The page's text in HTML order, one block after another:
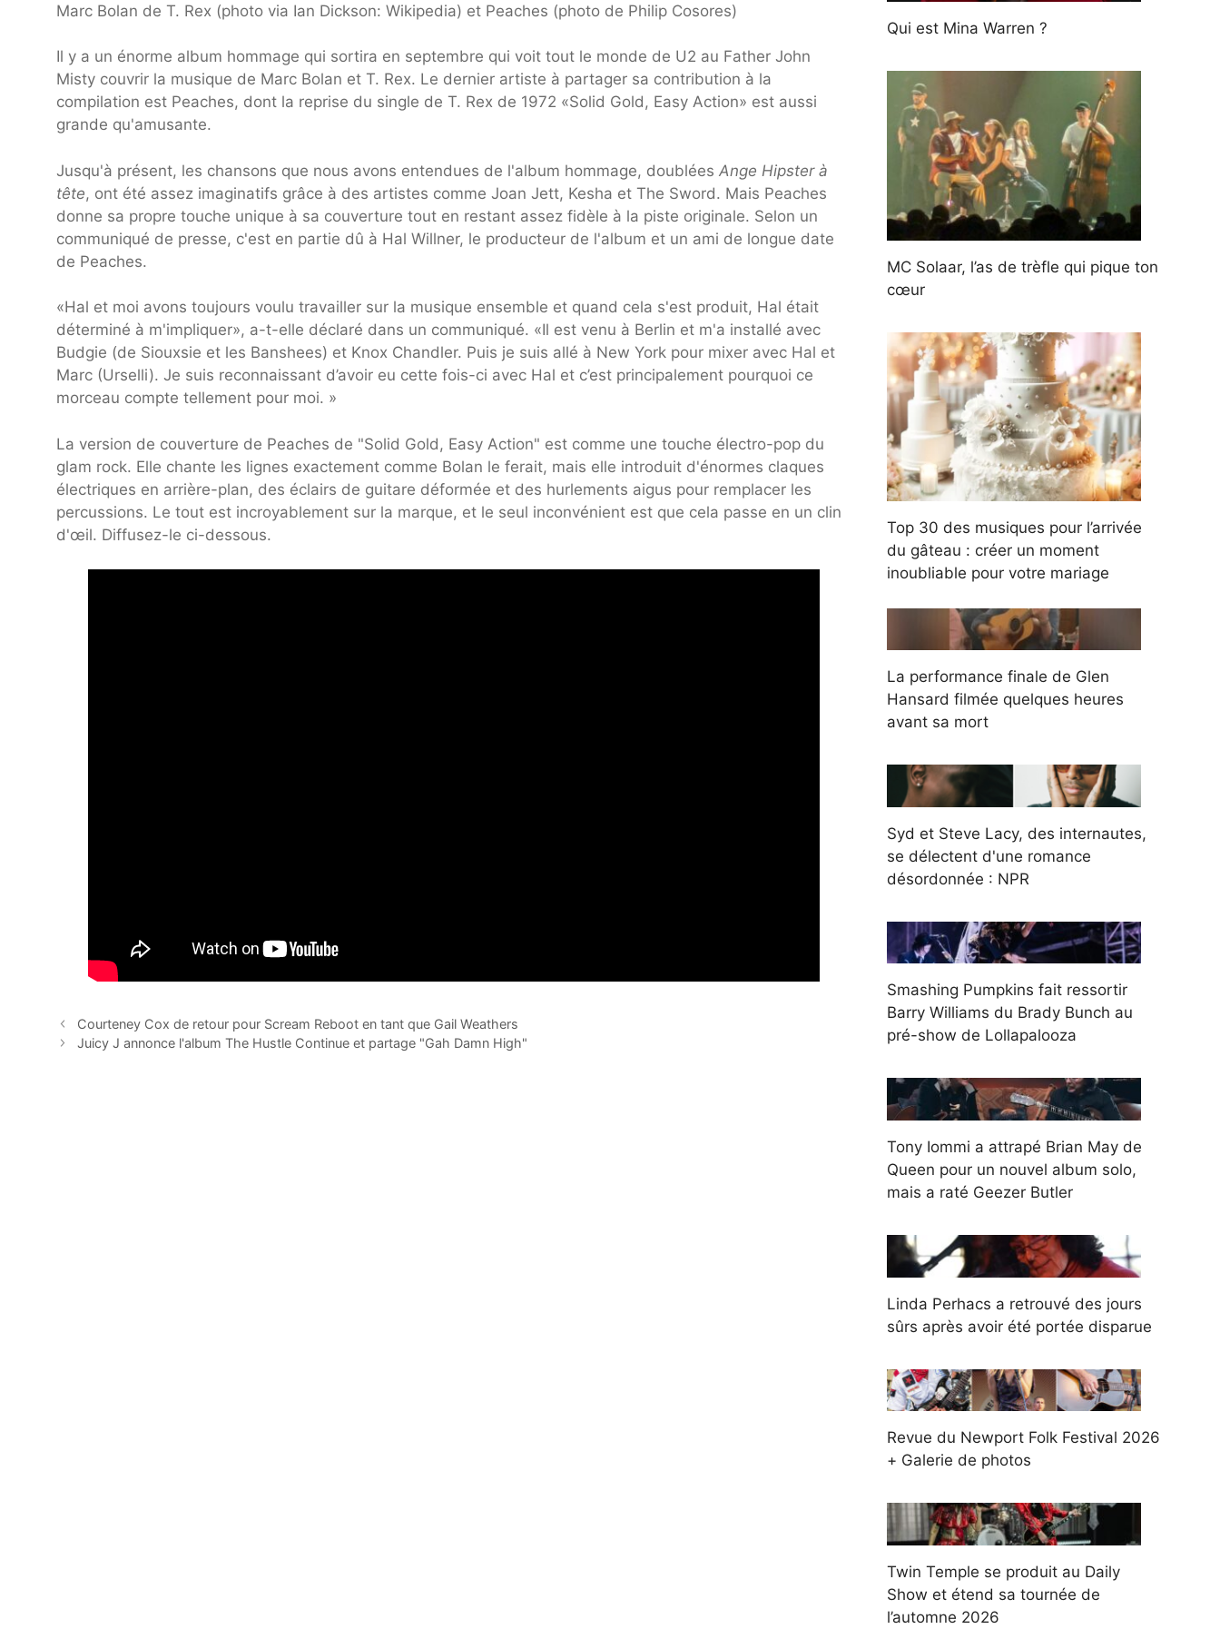
Marc Bolan de T. Rex (photo via Ian Dickson: Wikipedia) et Peaches (photo de Philip Cosores)
Il y a un énorme album hommage qui sortira en septembre qui voit tout le monde de U2 au Father John
Misty couvrir la musique de Marc Bolan et T. Rex. Le dernier artiste à partager sa contribution à la
compilation est Peaches, dont la reprise du single de T. Rex de 1972 «Solid Gold, Easy Action» est aussi
grande qu'amusante.
Jusqu'à présent, les chansons que nous avons entendues de l'album hommage, doublées Ange Hipster à
tête, ont été assez imaginatifs grâce à des artistes comme Joan Jett, Kesha et The Sword. Mais Peaches
donne sa propre touche unique à sa couverture tout en restant assez fidèle à la piste originale. Selon un
communiqué de presse, c'est en partie dû à Hal Willner, le producteur de l'album et un ami de longue date
de Peaches.
«Hal et moi avons toujours voulu travailler sur la musique ensemble et quand cela s'est produit, Hal était
déterminé à m'impliquer», a-t-elle déclaré dans un communiqué. «Il est venu à Berlin et m'a installé avec
Budgie (de Siouxsie et les Banshees) et Knox Chandler. Puis je suis allé à New York pour mixer avec Hal et
Marc (Urselli). Je suis reconnaissant d’avoir eu cette fois-ci avec Hal et c’est principalement pourquoi ce
morceau compte tellement pour moi. »
La version de couverture de Peaches de "Solid Gold, Easy Action" est comme une touche électro-pop du
glam rock. Elle chante les lignes exactement comme Bolan le ferait, mais elle introduit d'énormes claques
électriques en arrière-plan, des éclairs de guitare déformée et des hurlements aigus pour remplacer les
percussions. Le tout est incroyablement sur la marque, et le seul inconvénient est que cela passe en un clin
d'œil. Diffusez-le ci-dessous.
Courteney Cox de retour pour Scream Reboot en tant que Gail Weathers
Juicy J annonce l'album The Hustle Continue et partage "Gah Damn High"
Qui est Mina Warren ?
MC Solaar, l’as de trèfle qui pique ton
cœur
Top 30 des musiques pour l’arrivée
du gâteau : créer un moment
inoubliable pour votre mariage
La performance finale de Glen
Hansard filmée quelques heures
avant sa mort
Syd et Steve Lacy, des internautes,
se délectent d'une romance
désordonnée : NPR
Smashing Pumpkins fait ressortir
Barry Williams du Brady Bunch au
pré-show de Lollapalooza
Tony Iommi a attrapé Brian May de
Queen pour un nouvel album solo,
mais a raté Geezer Butler
Linda Perhacs a retrouvé des jours
sûrs après avoir été portée disparue
Revue du Newport Folk Festival 2026
+ Galerie de photos
Twin Temple se produit au Daily
Show et étend sa tournée de
l’automne 2026